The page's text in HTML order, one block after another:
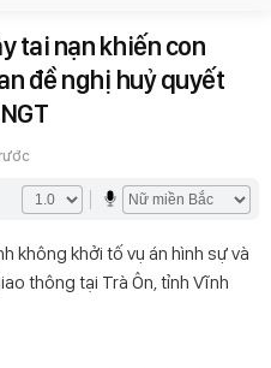
tai nạn khiến con
đề nghị huỷ quyết
không khởi tố vụ án hình sự và
thông tại Trà Ôn, tỉnh Vĩnh